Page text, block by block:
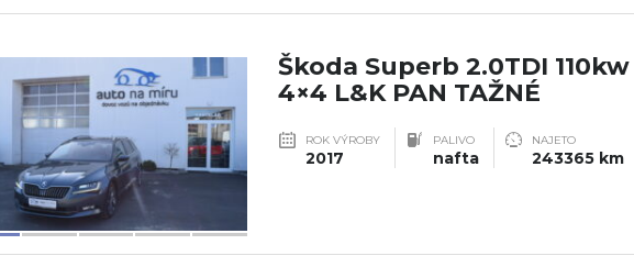
Škoda Superb 2.0TDI 110kw
4×4 L&K PAN TAŽNÉ
ROK VÝROBY
2017
PALIVO
nafta
NAJETO
243365 km